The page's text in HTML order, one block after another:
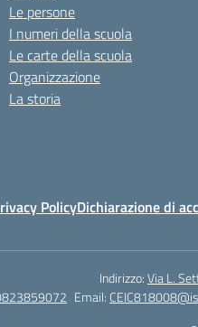
Le persone
I numeri della scuola
Le carte della scuola
Organizzazione
La storia
PolicyDichiarazione di
Indirizzo:Via L.
Email: